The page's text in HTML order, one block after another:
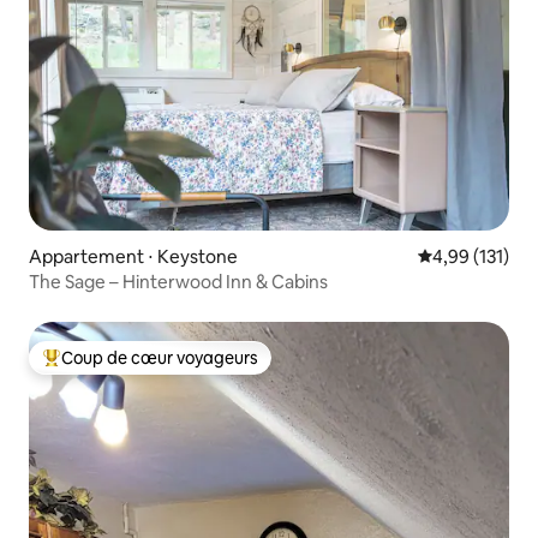
Appartement ⋅ Keystone Évaluation
4,99 (131)
The Sage – Hinterwood Inn & Cabins
Coups de cœur voyageurs les plus appréciés
Coup de cœur voyageurs